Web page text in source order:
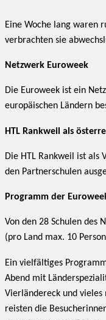
Eine Woche lang waren
verbrachten sie
Netzwerk Euroweek
Die Euroweek ist ein
europäischen Ländern
HTL Rankweil als
Die HTL Rankweil ist
den Partnerschulen
Programm der
Von den 28 Schulen des
(pro Land max. 10
Ein vielfältiges
Abend mit
Vierländereck und vieles
reisten die